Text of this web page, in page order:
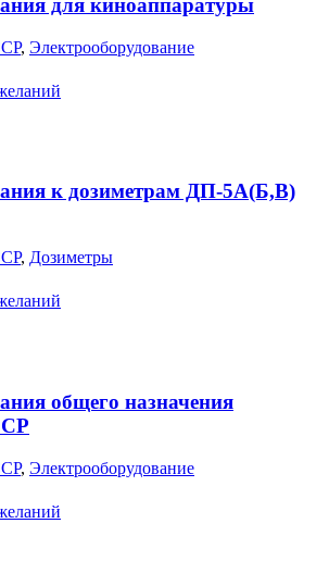
для киноаппаратуры
, Электрооборудование
к дозиметрам ДП-5А(Б,В)
, Дозиметры
общего назначения
, Электрооборудование